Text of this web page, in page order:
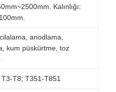
Kalınlığı:
anodlama,
kum püskürtme, toz
T8; T351-T851